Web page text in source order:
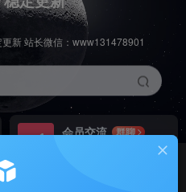
新 站长微信：www131478901
会员交流
群聊